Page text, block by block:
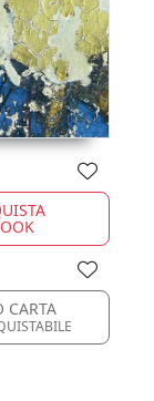
CARTA